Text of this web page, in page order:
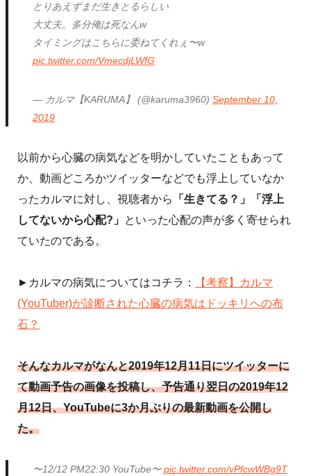
とりあえずまだ生きとるらしい
大丈夫。多分俺は死なんw
タイミングはこちらに委ねてくれぇ〜w
pic.twitter.com/VmecdjLWfG
— カルマ【KARUMA】 (@karuma3960)September 10,
2019
以前から心臓の病気などを明かしていたこともあって
か、動画どころかツイッターなどでも浮上していなか
ったカルマに対し、視聴者から
「生きてる？」「浮上
してないから心配?」 といった心配の声が多く寄せられ
ていたのである。
►カルマの病気についてはコチラ：
【考察】カルマ
(YouTuber)が診断された心臓の病気はドッキリへの布
石？
そんなカルマがなんと2019年12月11日にツイッターに
て動画予告の画像を投稿し、予告通り翌日の2019年12
月12日、YouTubeに3か月ぶりの最新動画を公開し
た。
〜12/12 PM22:30 YouTube〜pic.twitter.com/vPfcwWBg9T